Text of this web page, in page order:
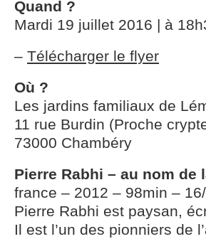
Quand ?
Mardi 19 juillet 2016 | à
– Télécharger le flyer
Où ?
Les jardins familiaux de
11 rue Burdin (Proche
73000 Chambéry
Pierre Rabhi – au nom de
france – 2012 – 98min –
Pierre Rabhi est paysan,
Il est l’un des pionniers de